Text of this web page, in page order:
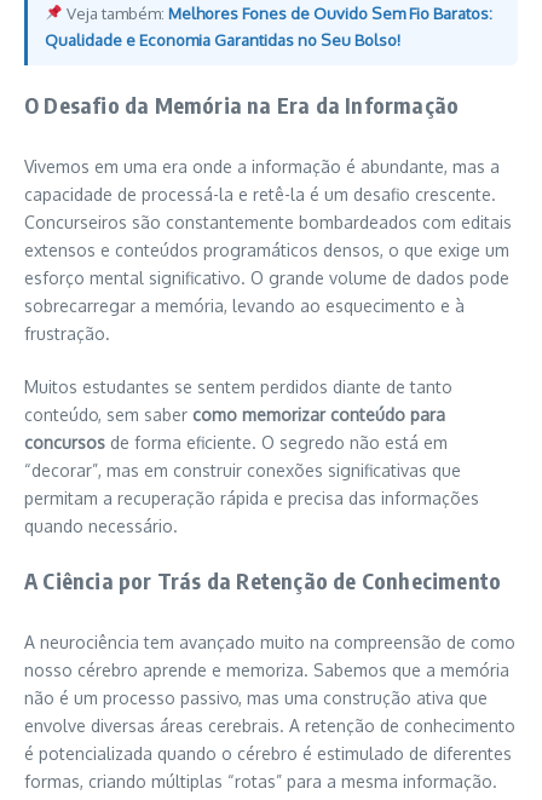
Veja também:Melhores Fones de Ouvido Sem Fio Baratos:
Qualidade e Economia Garantidas no Seu Bolso!
O Desafio da Memória na Era da Informação
Vivemos em uma era onde a informação é abundante, mas a
capacidade de processá-la e retê-la é um desafio crescente.
Concurseiros são constantemente bombardeados com editais
extensos e conteúdos programáticos densos, o que exige um
esforço mental significativo. O grande volume de dados pode
sobrecarregar a memória, levando ao esquecimento e à
frustração.
Muitos estudantes se sentem perdidos diante de tanto
conteúdo, sem saber como memorizar conteúdo para
concursos de forma eficiente. O segredo não está em
“decorar”, mas em construir conexões significativas que
permitam a recuperação rápida e precisa das informações
quando necessário.
A Ciência por Trás da Retenção de Conhecimento
A neurociência tem avançado muito na compreensão de como
nosso cérebro aprende e memoriza. Sabemos que a memória
não é um processo passivo, mas uma construção ativa que
envolve diversas áreas cerebrais. A retenção de conhecimento
é potencializada quando o cérebro é estimulado de diferentes
formas, criando múltiplas “rotas” para a mesma informação.